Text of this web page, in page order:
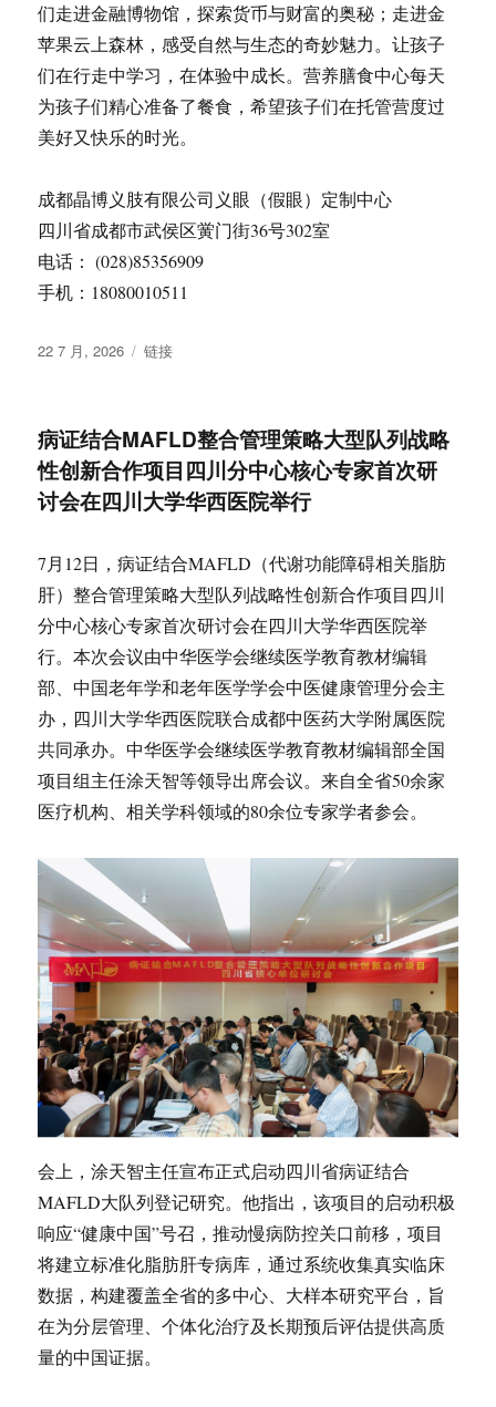
们走进金融博物馆，探索货币与财富的奥秘；走进金
苹果云上森林，感受自然与生态的奇妙魅力。让孩子
们在行走中学习，在体验中成长。营养膳食中心每天
为孩子们精心准备了餐食，希望孩子们在托管营度过
美好又快乐的时光。
成都晶博义肢有限公司义眼（假眼）定制中心
四川省成都市武侯区黉门街36号302室
电话： (028)85356909
手机：18080010511
发
22 7 月, 2026
格
链接
病证结合MAFLD整合管理策略大型队列战略
性创新合作项目四川分中心核心专家首次研
讨会在四川大学华西医院举行
7月12日，病证结合MAFLD（代谢功能障碍相关脂肪
肝）整合管理策略大型队列战略性创新合作项目四川
分中心核心专家首次研讨会在四川大学华西医院举
行。本次会议由中华医学会继续医学教育教材编辑
部、中国老年学和老年医学学会中医健康管理分会主
办，四川大学华西医院联合成都中医药大学附属医院
共同承办。中华医学会继续医学教育教材编辑部全国
项目组主任涂天智等领导出席会议。来自全省50余家
医疗机构、相关学科领域的80余位专家学者参会。
会上，涂天智主任宣布正式启动四川省病证结合
MAFLD大队列登记研究。他指出，该项目的启动积极
响应“健康中国”号召，推动慢病防控关口前移，项目
将建立标准化脂肪肝专病库，通过系统收集真实临床
数据，构建覆盖全省的多中心、大样本研究平台，旨
在为分层管理、个体化治疗及长期预后评估提供高质
量的中国证据。